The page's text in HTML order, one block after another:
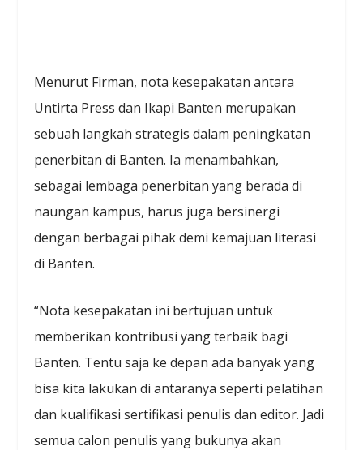
Menurut Firman, nota kesepakatan antara
Untirta Press dan Ikapi Banten merupakan
sebuah langkah strategis dalam peningkatan
penerbitan di Banten. Ia menambahkan,
sebagai lembaga penerbitan yang berada di
naungan kampus, harus juga bersinergi
dengan berbagai pihak demi kemajuan literasi
di Banten.
“Nota kesepakatan ini bertujuan untuk
memberikan kontribusi yang terbaik bagi
Banten. Tentu saja ke depan ada banyak yang
bisa kita lakukan di antaranya seperti pelatihan
dan kualifikasi sertifikasi penulis dan editor. Jadi
semua calon penulis yang bukunya akan